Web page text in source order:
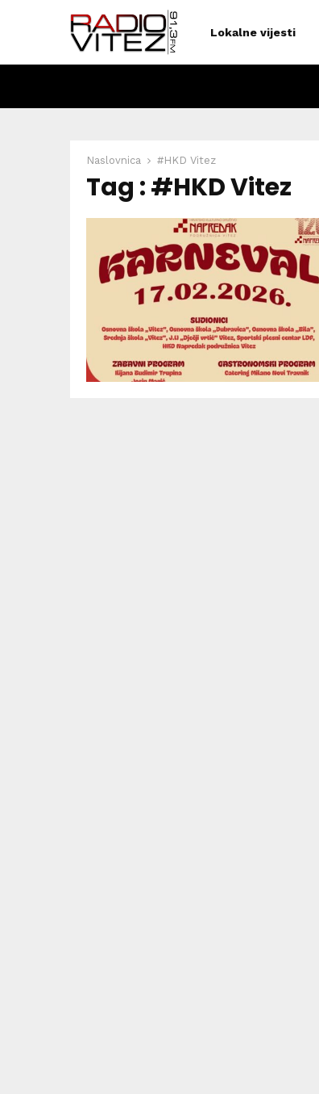
Lokalne vijesti
Naslovnica #HKD Vitez
Tag : #HKD Vitez